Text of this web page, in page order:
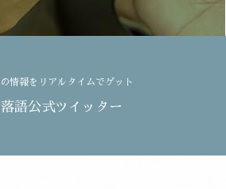
の情報をリアルタイムでゲット
落語公式ツイッター